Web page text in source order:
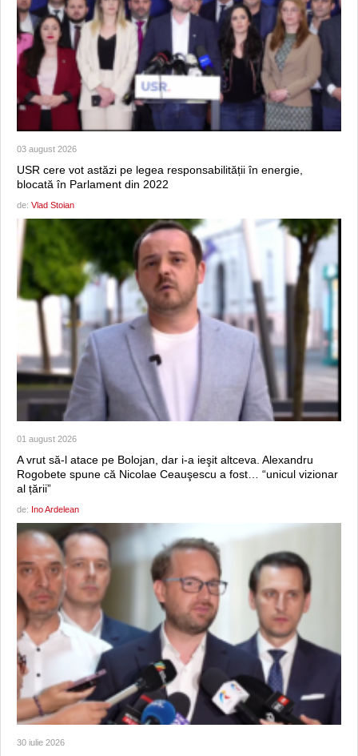
03 august 2026
USR cere vot astăzi pe legea responsabilității în energie,
blocată în Parlament din 2022
de: Vlad Stoian
01 august 2026
A vrut să-l atace pe Bolojan, dar i-a ieşit altceva. Alexandru
Rogobete spune că Nicolae Ceauşescu a fost… “unicul vizionar
al țării”
de: Ino Ardelean
30 iulie 2026